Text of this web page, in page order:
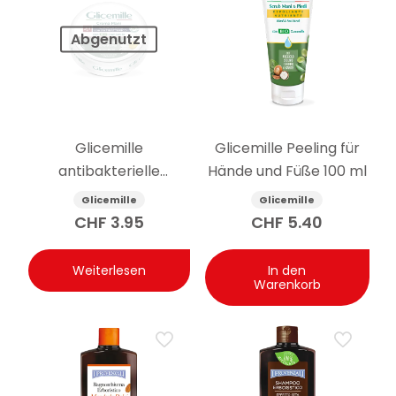
Abgenutzt
Glicemille
antibakterielle
feuchtigkeitsspendende
Handcreme mit
Glicemille
CHF 3.95
Weiterlesen
Glicemille Peeling für
Hände und Füße 100 ml
Glicemille
CHF 5.40
In den
Warenkorb